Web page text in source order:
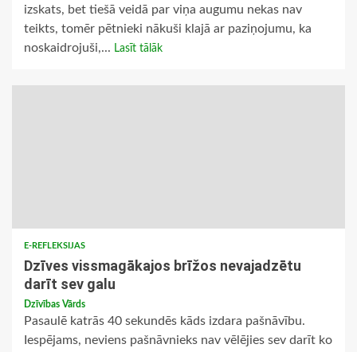
izskats, bet tiešā veidā par viņa augumu nekas nav
teikts, tomēr pētnieki nākuši klajā ar paziņojumu, ka
noskaidrojuši,... Lasīt tālāk
E-REFLEKSIJAS
Dzīves vissmagākajos brīžos nevajadzētu
darīt sev galu
Dzīvības Vārds
Pasaulē katrās 40 sekundēs kāds izdara pašnāvību.
Iespējams, neviens pašnāvnieks nav vēlējies sev darīt ko